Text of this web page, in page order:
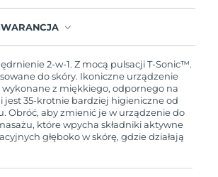
problemów w ciągu 2 lat
bezpłatnie wymieni produkt.
2-w-1. Z mocą pulsacji T-Sonic™.
do skóry. Ikoniczne urządzenie
wykonane z miękkiego, odpornego na
jest 35-krotnie bardziej higieniczne od
Obróć, aby zmienić je w urządzenie do
które wpycha składniki aktywne
głęboko w skórę, gdzie działają